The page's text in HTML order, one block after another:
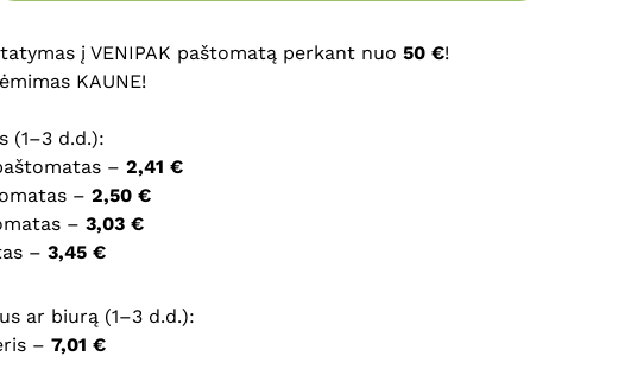
į VENIPAK paštomatą perkant nuo 50 €!
KAUNE!
(1–3 d.d.):
– 2,41 €
– 2,50 €
– 3,03 €
– 3,45 €
ar biurą (1–3 d.d.):
– 7,01 €
interneto naršyklėje išsaugoti vardą, el. pašto adresą ir interneto
nebereiktų įvesti iš naujo, kai kitą kartą vėl norėsiu parašyti